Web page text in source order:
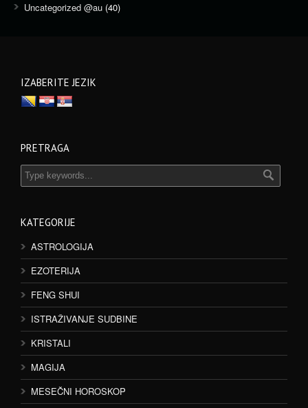
Uncategorized @au (40)
IZABERITE JEZIK
PRETRAGA
KATEGORIJE
ASTROLOGIJA
EZOTERIJA
FENG SHUI
ISTRAŽIVANJE SUDBINE
KRISTALI
MAGIJA
MESEČNI HOROSKOP